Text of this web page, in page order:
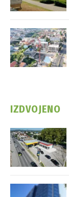
IZDVOJENO